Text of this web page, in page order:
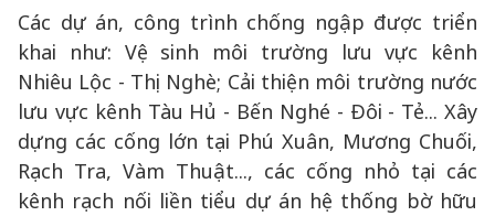
Các dự án, công trình chống ngập được triển
khai như: Vệ sinh môi trường lưu vực kênh
Nhiêu Lộc - Thị Nghè; Cải thiện môi trường nước
lưu vực kênh Tàu Hủ - Bến Nghé - Đôi - Tẻ... Xây
dựng các cống lớn tại Phú Xuân, Mương Chuối,
Rạch Tra, Vàm Thuật..., các cống nhỏ tại các
kênh rạch nối liền tiểu dự án hệ thống bờ hữu